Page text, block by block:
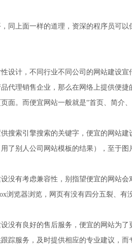
同上面一样的道理，资深的程序员可
设计，不同行业不同公司的网站建设
代理销售企业，那么在网络上提供便
面。而便宜网站一般就是“首页、简介、
搜索引擎搜索的关键字，便宜的网站
了别人公司网站模板的结果），至于
没有考虑兼容性，别指望便宜的网站
浏览器浏览，网页有没有四分五裂、有
没有良好的售后服务，便宜的网站为
踪服务，及时提供相应的专业建议，